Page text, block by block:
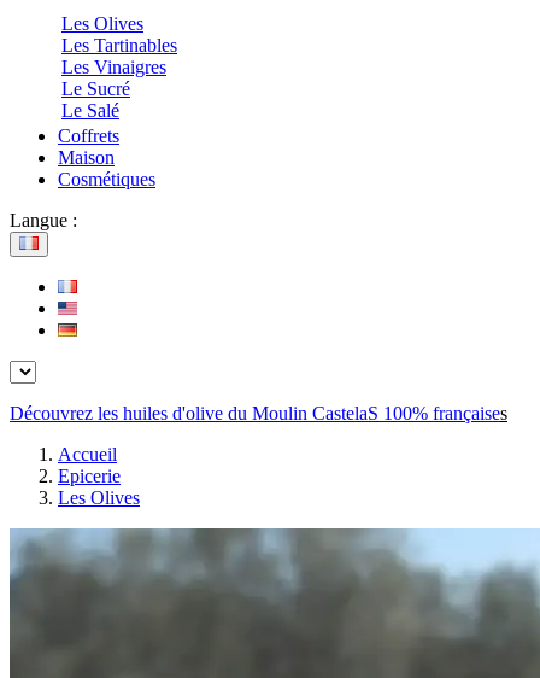
Les Olives
Les Tartinables
Les Vinaigres
Le Sucré
Le Salé
Coffrets
Maison
Cosmétiques
Langue :
Découvrez les huiles d'olive du Moulin CastelaS 100% françaises
Accueil
Epicerie
Les Olives